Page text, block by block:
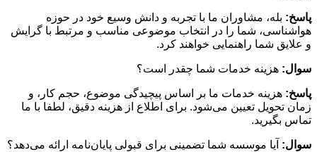
پاسخ: بله، مشاوران ما با تجربه و دانش وسیع خود در حوزه
هواشناسی، شما را در انتخاب موضوعی مناسب و مرتبط با گرایش
و علایق شما راهنمایی خواهند کرد.
سوال: هزینه خدمات شما چقدر است؟
پاسخ: هزینه خدمات ما بر اساس پیچیدگی موضوع، حجم کار، و
زمان تحویل تعیین می‌شود. برای اطلاع از هزینه دقیق، لطفا با ما
تماس بگیرید.
سوال: آیا موسسه شما تضمینی برای قبولی پایان‌نامه ارائه می‌دهد؟